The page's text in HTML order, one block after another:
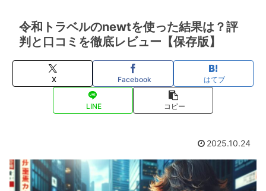
令和トラベルのnewtを使った結果は？評
判と口コミを徹底レビュー【保存版】
X Facebook はてブ
LINE コピー
2025.10.24